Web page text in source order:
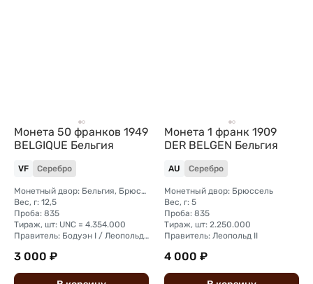
Монета 50 франков 1949
BELGIQUE Бельгия
VF Серебро
Монетный двор: Бельгия, Брюссель
Вес, г: 12,5
Проба: 835
Тираж, шт: UNC = 4.354.000
Правитель: Бодуэн I / Леопольд III
3 000 ₽
Монета 1 франк 1909
DER BELGEN Бельгия
AU Серебро
Монетный двор: Брюссель
Вес, г: 5
Проба: 835
Тираж, шт: 2.250.000
Правитель: Леопольд II
4 000 ₽